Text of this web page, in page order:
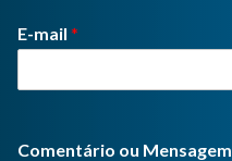
E-mail *
Comentário ou Mensagem